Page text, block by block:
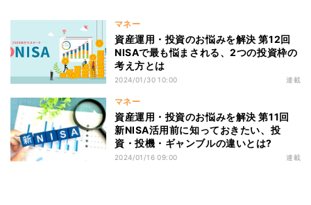
マネー
資産運用・投資のお悩みを解決 第12回
NISAで最も悩まされる、2つの投資枠の
考え方とは
2024/01/30 10:00 連載
マネー
資産運用・投資のお悩みを解決 第11回
新NISA活用前に知っておきたい、投
資・投機・ギャンブルの違いとは?
2024/01/16 09:00 連載